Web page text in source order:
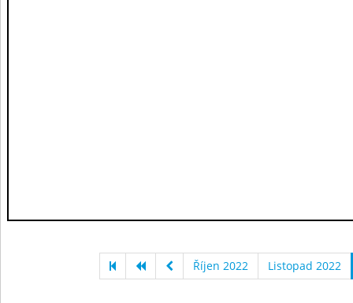
Říjen 2022 Listopad 2022